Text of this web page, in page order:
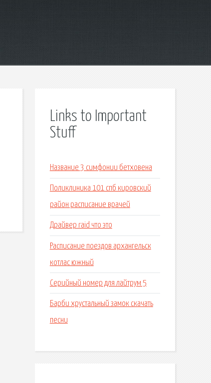
Links to Important
Stuff
Название 3 симфонии бетховена
Поликлиника 101 спб кировский
район расписание врачей
Драйвер raid что это
Расписание поездов архангельск
котлас южный
Серийный номер для лайтрум 5
Барби хрустальный замок скачать
песни